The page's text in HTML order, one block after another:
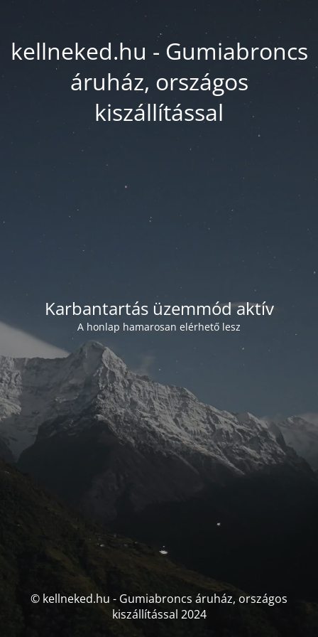
kellneked.hu - Gumiabroncs
áruház, országos
kiszállítással
Karbantartás üzemmód aktív
A honlap hamarosan elérhető lesz
© kellneked.hu - Gumiabroncs áruház, országos
kiszállítással 2024